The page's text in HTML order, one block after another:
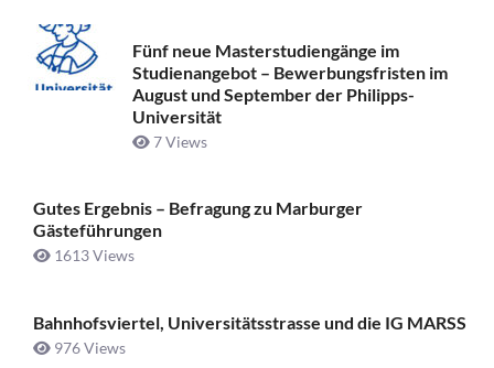
Fünf neue Masterstudiengänge im
Studienangebot – Bewerbungsfristen im
August und September der Philipps-
Universität
7 Views
Gutes Ergebnis – Befragung zu Marburger
Gästeführungen
1613 Views
Bahnhofsviertel, Universitätsstrasse und die IG MARSS
976 Views